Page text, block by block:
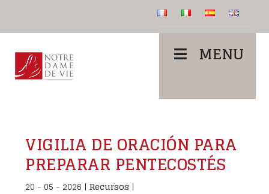
MENU
VIGILIA DE ORACIÓN PARA
PREPARAR PENTECOSTÉS
20 - 05 - 2026 |Recursos |